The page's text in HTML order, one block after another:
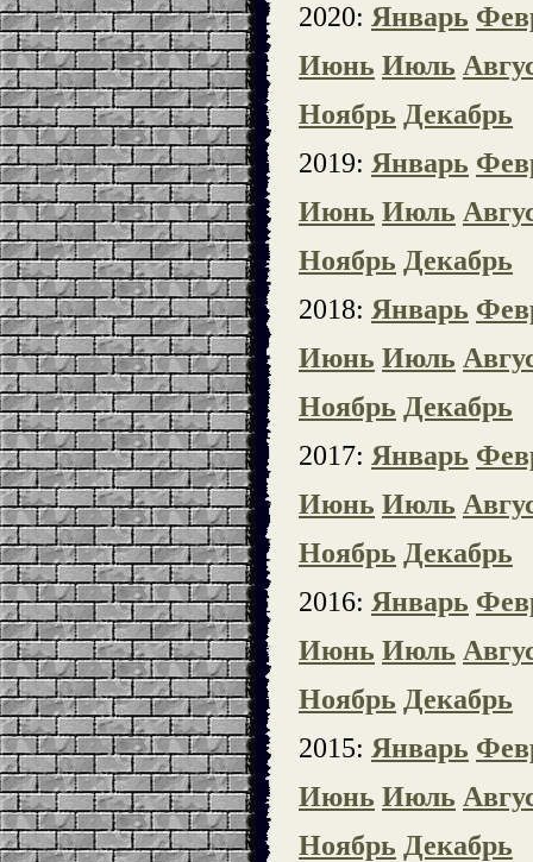
2020: Январь
Июнь Июль
Ноябрь Декабрь
2019: Январь
Июнь Июль
Ноябрь Декабрь
2018: Январь
Июнь Июль
Ноябрь Декабрь
2017: Январь
Июнь Июль
Ноябрь Декабрь
2016: Январь
Июнь Июль
Ноябрь Декабрь
2015: Январь
Июнь Июль
Ноябрь Декабрь